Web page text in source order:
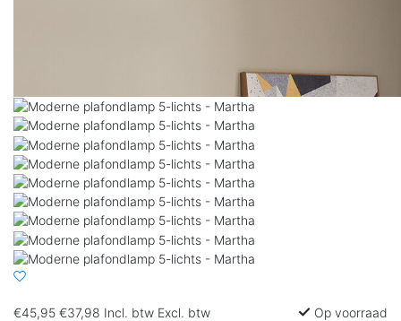
€45,95 €37,98 Incl. btw Excl. btw Op voorraad